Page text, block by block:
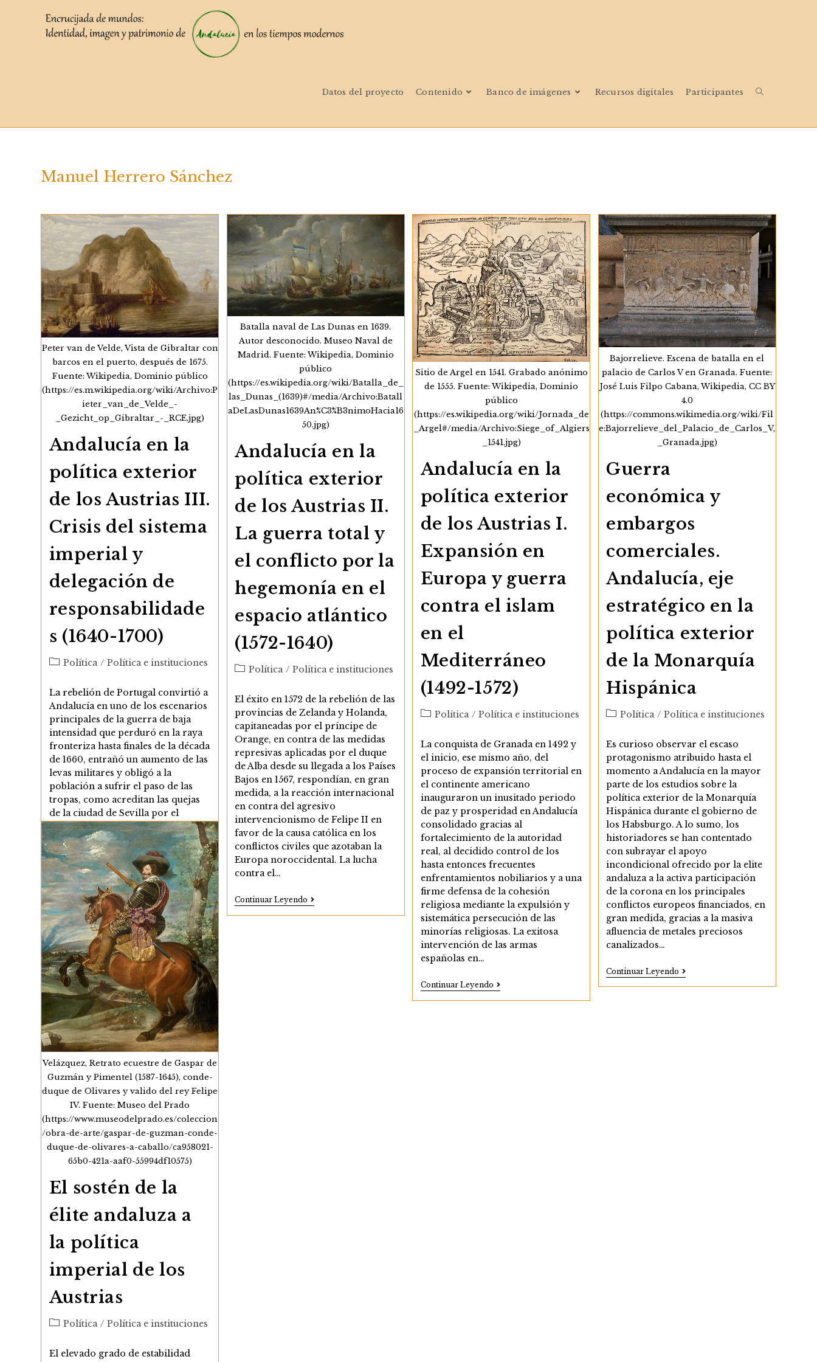
Datos del proyecto Contenido Banco de imágenes Recursos digitales Participantes
Manuel Herrero Sánchez
Peter van de Velde, Vista de Gibraltar con
barcos en el puerto, después de 1675.
Fuente: Wikipedia, Dominio público
(https://es.m.wikipedia.org/wiki/Archivo:P
ieter_van_de_Velde_-
_Gezicht_op_Gibraltar_-_RCE.jpg)
Andalucía en la
política exterior
de los Austrias III.
Crisis del sistema
imperial y
delegación de
responsabilidade
s (1640-1700)
Categoría
la
entrada:
Política / Política e instituciones
La rebelión de Portugal convirtió a
Andalucía en uno de los escenarios
principales de la guerra de baja
intensidad que perduró en la raya
fronteriza hasta finales de la década
de 1660, entrañó un aumento de las
levas militares y obligó a la
población a sufrir el paso de las
tropas, como acreditan las quejas
de la ciudad de Sevilla por el
desembarco de 2.000 napolitanos
en 1642. La ruptura de la unión
ibérica estimuló asimismo…
Continuar LeyendoAndalucía
En
La
Política
Exterior
De
Los
Austrias
III.
Crisis
Del
Sistema
Imperial
Y
Delegación
De
Responsabilidades
(1640-
1700)
Batalla naval de Las Dunas en 1639.
Autor desconocido. Museo Naval de
Madrid. Fuente: Wikipedia, Dominio
público
(https://es.wikipedia.org/wiki/Batalla_de_
las_Dunas_(1639)#/media/Archivo:Batall
aDeLasDunas1639An%C3%B3nimoHacia16
50.jpg)
Andalucía en la
política exterior
de los Austrias II.
La guerra total y
el conflicto por la
hegemonía en el
espacio atlántico
(1572-1640)
Categoría
la
entrada:
Política / Política e instituciones
El éxito en 1572 de la rebelión de las
provincias de Zelanda y Holanda,
capitaneadas por el príncipe de
Orange, en contra de las medidas
represivas aplicadas por el duque
de Alba desde su llegada a los Países
Bajos en 1567, respondían, en gran
medida, a la reacción internacional
en contra del agresivo
intervencionismo de Felipe II en
favor de la causa católica en los
conflictos civiles que azotaban la
Europa noroccidental. La lucha
contra el…
Continuar Leyendo Andalucía
Sitio de Argel en 1541. Grabado anónimo
de 1555. Fuente: Wikipedia, Dominio
público
(https://es.wikipedia.org/wiki/Jornada_de
_Argel#/media/Archivo:Siege_of_Algiers
_1541.jpg)
Andalucía en la
política exterior
de los Austrias I.
Expansión en
Europa y guerra
contra el islam
en el
Mediterráneo
(1492-1572)
Categoría
la
entrada:
Política / Política e instituciones
La conquista de Granada en 1492 y
el inicio, ese mismo año, del
proceso de expansión territorial en
el continente americano
inauguraron un inusitado periodo
de paz y prosperidad en Andalucía
consolidado gracias al
fortalecimiento de la autoridad
real, al decidido control de los
hasta entonces frecuentes
enfrentamientos nobiliarios y a una
firme defensa de la cohesión
religiosa mediante la expulsión y
sistemática persecución de las
minorías religiosas. La exitosa
intervención de las armas
españolas en…
Continuar LeyendoAndalucía
Bajorrelieve. Escena de batalla en el
palacio de Carlos V en Granada. Fuente:
José Luis Filpo Cabana, Wikipedia, CC BY
4.0
(https://commons.wikimedia.org/wiki/Fil
e:Bajorrelieve_del_Palacio_de_Carlos_V,
_Granada.jpg)
Guerra
económica y
embargos
comerciales.
Andalucía, eje
estratégico en la
política exterior
de la Monarquía
Hispánica
Categoría
la
Política / Política e instituciones
Es curioso observar el escaso
protagonismo atribuido hasta el
momento a Andalucía en la mayor
parte de los estudios sobre la
política exterior de la Monarquía
Hispánica durante el gobierno de
los Habsburgo. A lo sumo, los
historiadores se han contentado
con subrayar el apoyo
incondicional ofrecido por la elite
andaluza a la activa participación
de la corona en los principales
conflictos europeos financiados, en
gran medida, gracias a la masiva
afluencia de metales preciosos
canalizados…
Continuar Leyendo Guerra
Económica
Velázquez, Retrato ecuestre de Gaspar de
Guzmán y Pimentel (1587-1645), conde-
duque de Olivares y valido del rey Felipe
IV. Fuente: Museo del Prado
(https://www.museodelprado.es/coleccion
/obra-de-arte/gaspar-de-guzman-conde-
duque-de-olivares-a-caballo/ca958021-
65b0-421a-aaf0-55994df10575)
El sostén de la
élite andaluza a
la política
imperial de los
Austrias
Categoría
la
Política / Política e instituciones
El elevado grado de estabilidad